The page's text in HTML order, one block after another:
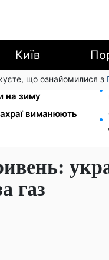
Київ
що ознайомилися з
три суворі
на зиму
виманюють
газ